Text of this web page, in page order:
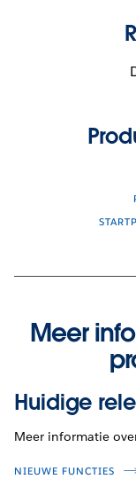
Meer
Huidige
Meer informatie
NIEUWE FUNCTIES